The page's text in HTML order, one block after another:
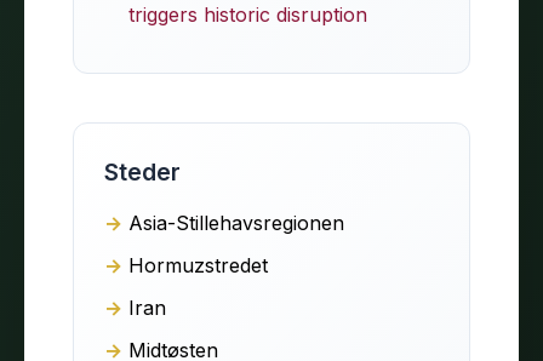
triggers historic disruption
Steder
Asia-Stillehavsregionen
Hormuzstredet
Iran
Midtøsten